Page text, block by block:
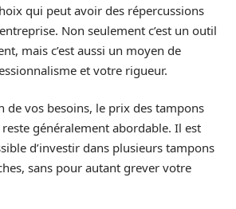
qui peut avoir des répercussions
Non seulement c’est un outil
mais c’est aussi un moyen de
et votre rigueur.
de vos besoins, le prix des tampons
généralement abordable. Il est
d’investir dans plusieurs tampons
sans pour autant grever votre